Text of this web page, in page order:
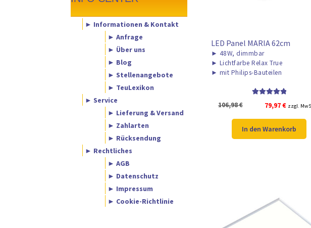
LED Panel MARIA 62cm
► 48W, dimmbar
► Lichtfarbe Relax True
► mit Philips-Bauteilen
von 5
106,98€
Ursprünglicher
war:
106,98 €
79,97€
ist:
79,97 €.
zzgl.
In den Warenkorb
► Informationen & Kontakt
► Anfrage
► Über uns
► Blog
► Stellenangebote
► TeuLexikon
► Service
► Lieferung & Versand
► Zahlarten
► Rücksendung
► Rechtliches
► AGB
► Datenschutz
► Impressum
► Cookie-Richtlinie